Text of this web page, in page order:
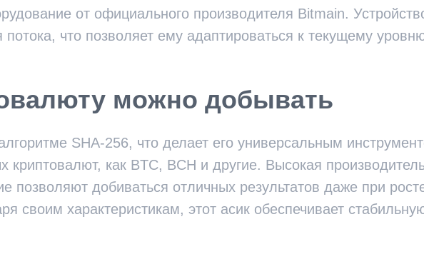
от официального производителя Bitmain.
что позволяет ему адаптироваться к текущему
можно добывать
SHA-256, что делает его универсальным
криптовалют, как BTC, BCH и другие. Высокая
позволяют добиваться отличных результатов даже при
своим характеристикам, этот асик обеспечивает